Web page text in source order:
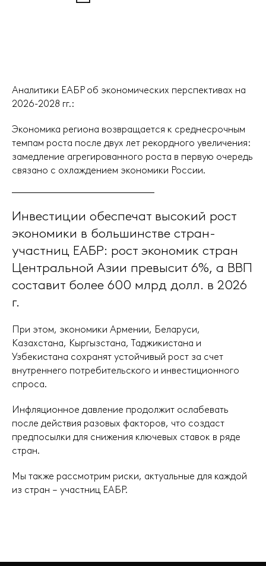
Аналитики ЕАБР об экономических перспективах на
2026-2028 гг.:
Экономика региона возвращается к среднесрочным
темпам роста после двух лет рекордного увеличения:
замедление агрегированного роста в первую очередь
связано с охлаждением экономики России.
Инвестиции обеспечат высокий рост
экономики в большинстве стран-
участниц ЕАБР: рост экономик стран
Центральной Азии превысит 6%, а ВВП
составит более 600 млрд долл. в 2026
г.
При этом, экономики Армении, Беларуси,
Казахстана, Кыргызстана, Таджикистана и
Узбекистана сохранят устойчивый рост за счет
внутреннего потребительского и инвестиционного
спроса.
Инфляционное давление продолжит ослабевать
после действия разовых факторов, что создаст
предпосылки для снижения ключевых ставок в ряде
стран.
Мы также рассмотрим риски, актуальные для каждой
из стран – участниц ЕАБР.